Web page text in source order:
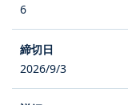
6
2026/9/3